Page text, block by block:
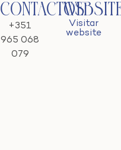
Contactos
+351
965 068
079
Visitar
website